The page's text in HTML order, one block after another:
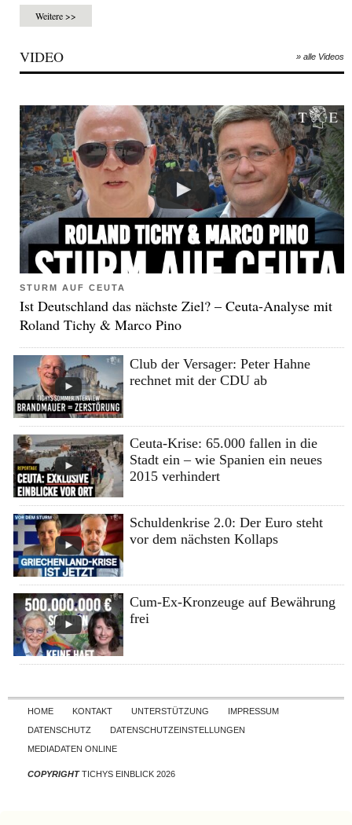
Weitere >>
VIDEO » alle Videos
STURM AUF CEUTA
Ist Deutschland das nächste Ziel? – Ceuta-Analyse mit
Roland Tichy & Marco Pino
Club der Versager: Peter Hahne
rechnet mit der CDU ab
Ceuta-Krise: 65.000 fallen in die
Stadt ein – wie Spanien ein neues
2015 verhindert
Schuldenkrise 2.0: Der Euro steht
vor dem nächsten Kollaps
Cum-Ex-Kronzeuge auf Bewährung
frei
Skip to content
HOME KONTAKT UNTERSTÜTZUNG
IMPRESSUM
DATENSCHUTZ
DATENSCHUTZEINSTELLUNGEN
MEDIADATEN ONLINE
COPYRIGHTTICHYS EINBLICK 2026